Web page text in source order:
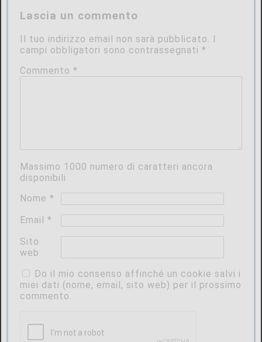
Lascia un commento
Il tuo indirizzo email non sarà pubblicato.
I
campi obbligatori sono contrassegnati*
Commento*
Massimo 1000 numero di caratteri ancora
disponibili
Nome*
Email*
Sito
web
Do il mio consenso affinché un cookie salvi i
miei dati (nome, email, sito web) per il prossimo
commento.